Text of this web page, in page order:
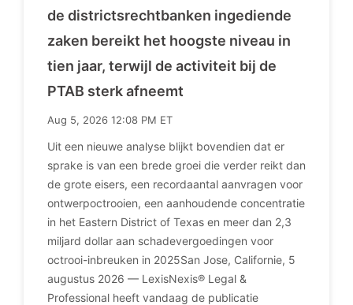
de districtsrechtbanken ingediende
zaken bereikt het hoogste niveau in
tien jaar, terwijl de activiteit bij de
PTAB sterk afneemt
Aug 5, 2026 12:08 PM ET
Uit een nieuwe analyse blijkt bovendien dat er
sprake is van een brede groei die verder reikt dan
de grote eisers, een recordaantal aanvragen voor
ontwerpoctrooien, een aanhoudende concentratie
in het Eastern District of Texas en meer dan 2,3
miljard dollar aan schadevergoedingen voor
octrooi-inbreuken in 2025San Jose, Californie, 5
augustus 2026 — LexisNexis® Legal &
Professional heeft vandaag de publicatie